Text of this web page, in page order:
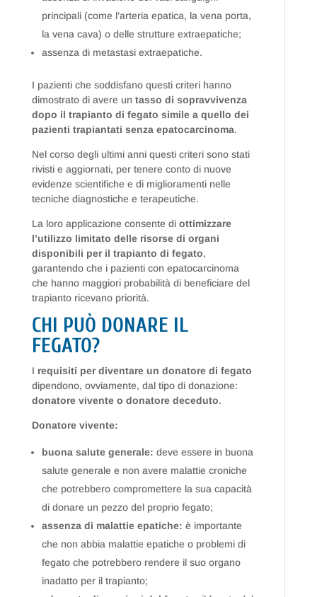
principali (come l’arteria epatica, la vena porta,
la vena cava) o delle strutture extraepatiche;
assenza di metastasi extraepatiche.
I pazienti che soddisfano questi criteri hanno
dimostrato di avere un tasso di sopravvivenza
dopo il trapianto di fegato simile a quello dei
pazienti trapiantati senza epatocarcinoma.
Nel corso degli ultimi anni questi criteri sono stati
rivisti e aggiornati, per tenere conto di nuove
evidenze scientifiche e di miglioramenti nelle
tecniche diagnostiche e terapeutiche.
La loro applicazione consente di ottimizzare
l’utilizzo limitato delle risorse di organi
disponibili per il trapianto di fegato,
garantendo che i pazienti con epatocarcinoma
che hanno maggiori probabilità di beneficiare del
trapianto ricevano priorità.
CHI PUÒ DONARE IL
FEGATO?
I requisiti per diventare un donatore di fegato
dipendono, ovviamente, dal tipo di donazione:
donatore vivente o donatore deceduto.
Donatore vivente:
buona salute generale: deve essere in buona
salute generale e non avere malattie croniche
che potrebbero compromettere la sua capacità
di donare un pezzo del proprio fegato;
assenza di malattie epatiche: è importante
che non abbia malattie epatiche o problemi di
fegato che potrebbero rendere il suo organo
inadatto per il trapianto;